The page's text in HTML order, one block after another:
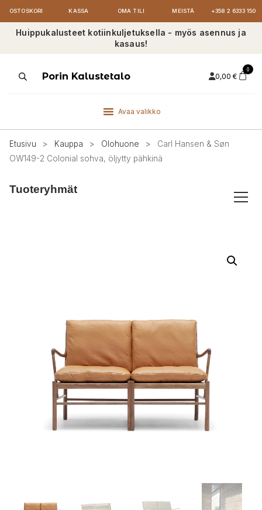
OSTOSKORI KASSA OMA TILI MEISTÄ +358 2 6333 150
Huippukalusteet kotiinkuljetuksella - myös asennus ja
kasaus!
ProductsPorin Kalustetalo 0,00 €
0
Avaa valikko
Etusivu > Kauppa > Olohuone >
Carl Hansen & Søn
OW149-2 Colonial sohva, öljytty pähkinä
Tuoteryhmät